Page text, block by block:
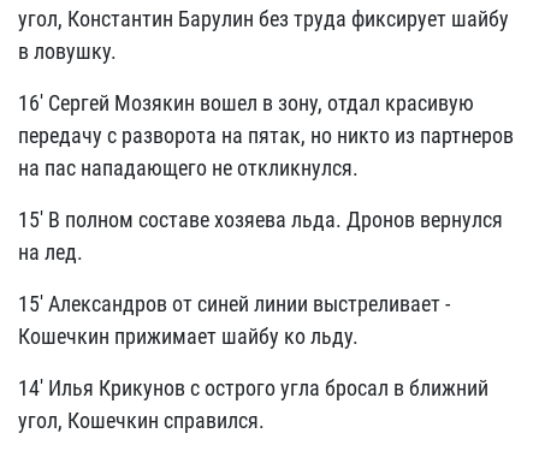
угол, Константин Барулин без труда фиксирует шайбу
в ловушку.
16' Сергей Мозякин вошел в зону, отдал красивую
передачу с разворота на пятак, но никто из партнеров
на пас нападающего не откликнулся.
15' В полном составе хозяева льда. Дронов вернулся
на лед.
15' Александров от синей линии выстреливает -
Кошечкин прижимает шайбу ко льду.
14' Илья Крикунов с острого угла бросал в ближний
угол, Кошечкин справился.